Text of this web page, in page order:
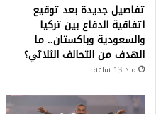
تفاصيل جديدة بعد توقيع
اتفاقية الدفاع بين تركيا
والسعودية وباكستان.. ما
الهدف من التحالف الثلاثي؟
منذ 13 ساعة